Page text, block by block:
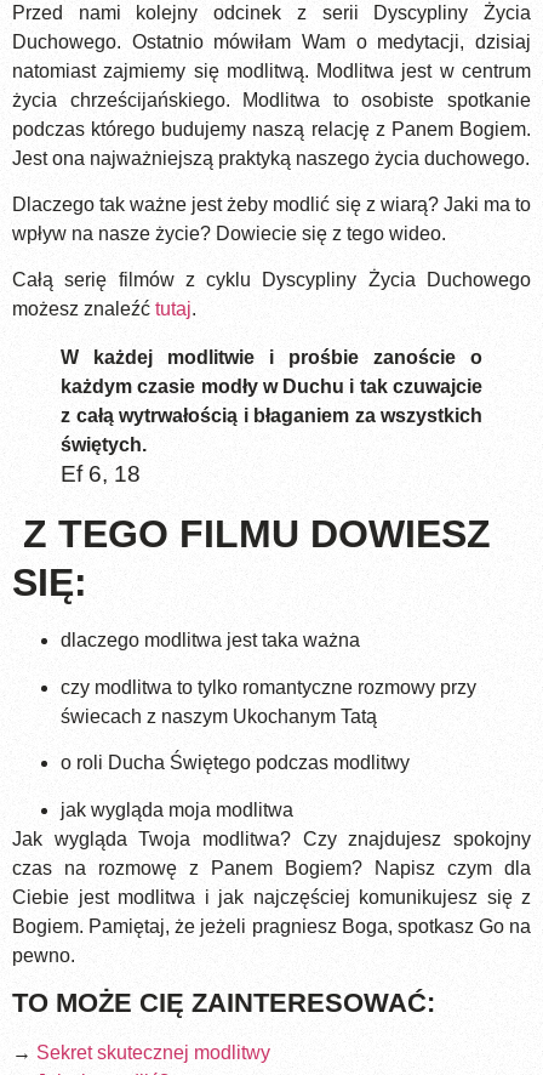
Przed nami kolejny odcinek z serii Dyscypliny Życia
Duchowego. Ostatnio mówiłam Wam o medytacji, dzisiaj
natomiast zajmiemy się modlitwą. Modlitwa jest w centrum
życia chrześcijańskiego. Modlitwa to osobiste spotkanie
podczas którego budujemy naszą relację z Panem Bogiem.
Jest ona najważniejszą praktyką naszego życia duchowego.
Dlaczego tak ważne jest żeby modlić się z wiarą? Jaki ma to
wpływ na nasze życie? Dowiecie się z tego wideo.
Całą serię filmów z cyklu Dyscypliny Życia Duchowego
możesz znaleźć tutaj.
W każdej modlitwie i prośbie zanoście o
każdym czasie modły w Duchu i tak czuwajcie
z całą wytrwałością i błaganiem za wszystkich
świętych.
Ef 6, 18
Z TEGO FILMU DOWIESZ
SIĘ:
dlaczego modlitwa jest taka ważna
czy modlitwa to tylko romantyczne rozmowy przy
świecach z naszym Ukochanym Tatą
o roli Ducha Świętego podczas modlitwy
jak wygląda moja modlitwa
Jak wygląda Twoja modlitwa? Czy znajdujesz spokojny
czas na rozmowę z Panem Bogiem? Napisz czym dla
Ciebie jest modlitwa i jak najczęściej komunikujesz się z
Bogiem. Pamiętaj, że jeżeli pragniesz Boga, spotkasz Go na
pewno.
TO MOŻE CIĘ ZAINTERESOWAĆ:
→ Sekret skutecznej modlitwy